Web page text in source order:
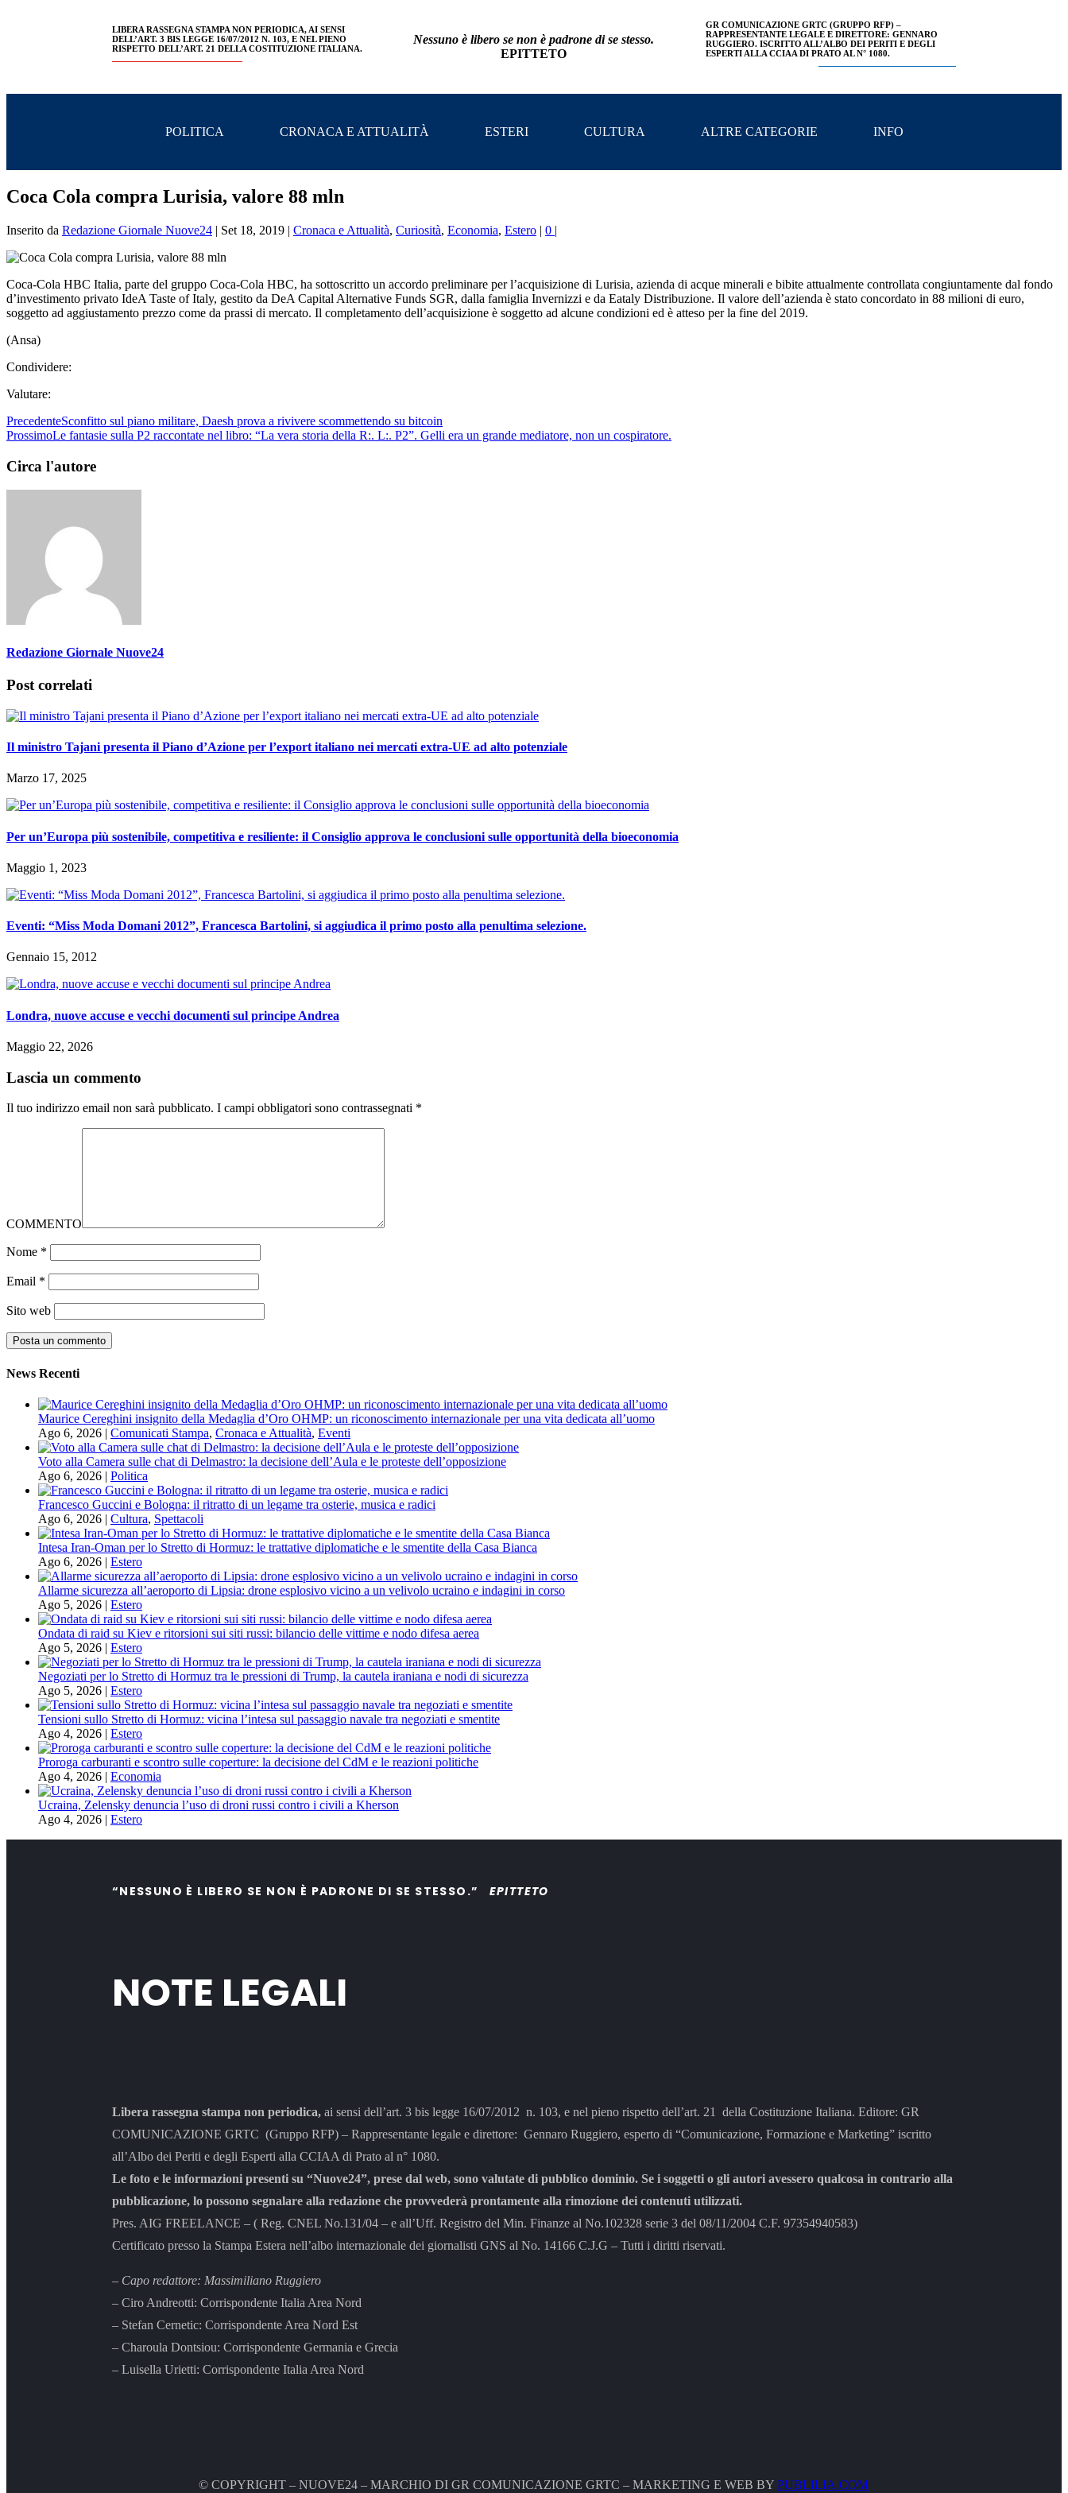
LIBERA RASSEGNA STAMPA NON PERIODICA, AI SENSI
DELL’ART. 3 BIS LEGGE 16/07/2012 N. 103, E NEL PIENO
RISPETTO DELL’ART. 21 DELLA COSTITUZIONE ITALIANA.
Nessuno è libero se non è padrone di se stesso.
EPITTETO
GR COMUNICAZIONE GRTC (GRUPPO RFP) –
RAPPRESENTANTE LEGALE E DIRETTORE: GENNARO
RUGGIERO. ISCRITTO ALL’ALBO DEI PERITI E DEGLI
ESPERTI ALLA CCIAA DI PRATO AL N° 1080.
POLITICA CRONACA E ATTUALITÀ ESTERI CULTURA ALTRE CATEGORIE INFO
Coca Cola compra Lurisia, valore 88 mln
Inserito da Redazione Giornale Nuove24 | Set 18, 2019 | Cronaca e Attualità, Curiosità, Economia, Estero | 0 |
Coca-Cola HBC Italia, parte del gruppo Coca-Cola HBC, ha sottoscritto un accordo preliminare per l’acquisizione di Lurisia, azienda di acque minerali e bibite attualmente controllata congiuntamente dal fondo
d’investimento privato IdeA Taste of Italy, gestito da DeA Capital Alternative Funds SGR, dalla famiglia Invernizzi e da Eataly Distribuzione. Il valore dell’azienda è stato concordato in 88 milioni di euro,
soggetto ad aggiustamento prezzo come da prassi di mercato. Il completamento dell’acquisizione è soggetto ad alcune condizioni ed è atteso per la fine del 2019.
(Ansa)
Condividere:
Valutare:
PrecedenteSconfitto sul piano militare, Daesh prova a rivivere scommettendo su bitcoin
ProssimoLe fantasie sulla P2 raccontate nel libro: “La vera storia della R:. L:. P2”. Gelli era un grande mediatore, non un cospiratore.
Circa l'autore
Redazione Giornale Nuove24
Post correlati
Il ministro Tajani presenta il Piano d’Azione per l’export italiano nei mercati extra-UE ad alto potenziale
Marzo 17, 2025
Per un’Europa più sostenibile, competitiva e resiliente: il Consiglio approva le conclusioni sulle opportunità della bioeconomia
Maggio 1, 2023
Eventi: “Miss Moda Domani 2012”, Francesca Bartolini, si aggiudica il primo posto alla penultima selezione.
Gennaio 15, 2012
Londra, nuove accuse e vecchi documenti sul principe Andrea
Maggio 22, 2026
Lascia un commento
Il tuo indirizzo email non sarà pubblicato. I campi obbligatori sono contrassegnati *
COMMENTO
Nome *
Email *
Sito web
News Recenti
Maurice Cereghini insignito della Medaglia d’Oro OHMP: un riconoscimento internazionale per una vita dedicata all’uomo
Ago 6, 2026 | Comunicati Stampa, Cronaca e Attualità, Eventi
Voto alla Camera sulle chat di Delmastro: la decisione dell’Aula e le proteste dell’opposizione
Ago 6, 2026 | Politica
Francesco Guccini e Bologna: il ritratto di un legame tra osterie, musica e radici
Ago 6, 2026 | Cultura, Spettacoli
Intesa Iran-Oman per lo Stretto di Hormuz: le trattative diplomatiche e le smentite della Casa Bianca
Ago 6, 2026 | Estero
Allarme sicurezza all’aeroporto di Lipsia: drone esplosivo vicino a un velivolo ucraino e indagini in corso
Ago 5, 2026 | Estero
Ondata di raid su Kiev e ritorsioni sui siti russi: bilancio delle vittime e nodo difesa aerea
Ago 5, 2026 | Estero
Negoziati per lo Stretto di Hormuz tra le pressioni di Trump, la cautela iraniana e nodi di sicurezza
Ago 5, 2026 | Estero
Tensioni sullo Stretto di Hormuz: vicina l’intesa sul passaggio navale tra negoziati e smentite
Ago 4, 2026 | Estero
Proroga carburanti e scontro sulle coperture: la decisione del CdM e le reazioni politiche
Ago 4, 2026 | Economia
Ucraina, Zelensky denuncia l’uso di droni russi contro i civili a Kherson
Ago 4, 2026 | Estero
“NESSUNO È LIBERO SE NON È PADRONE DI SE STESSO.” EPITTETO
NOTE LEGALI
Libera rassegna stampa non periodica, ai sensi dell’art. 3 bis legge 16/07/2012 n. 103, e nel pieno rispetto dell’art. 21 della Costituzione Italiana. Editore: GR
COMUNICAZIONE GRTC (Gruppo RFP) – Rappresentante legale e direttore: Gennaro Ruggiero, esperto di “Comunicazione, Formazione e Marketing” iscritto
all’Albo dei Periti e degli Esperti alla CCIAA di Prato al n° 1080.
Le foto e le informazioni presenti su “Nuove24”, prese dal web, sono valutate di pubblico dominio. Se i soggetti o gli autori avessero qualcosa in contrario alla
pubblicazione, lo possono segnalare alla redazione che provvederà prontamente alla rimozione dei contenuti utilizzati.
Pres. AIG FREELANCE – ( Reg. CNEL No.131/04 – e all’Uff. Registro del Min. Finanze al No.102328 serie 3 del 08/11/2004 C.F. 97354940583)
Certificato presso la Stampa Estera nell’albo internazionale dei giornalisti GNS al No. 14166 C.J.G – Tutti i diritti riservati.
– Capo redattore: Massimiliano Ruggiero
– Ciro Andreotti: Corrispondente Italia Area Nord
– Stefan Cernetic: Corrispondente Area Nord Est
– Charoula Dontsiou: Corrispondente Germania e Grecia
– Luisella Urietti: Corrispondente Italia Area Nord
© COPYRIGHT – NUOVE24 – MARCHIO DI GR COMUNICAZIONE GRTC – MARKETING E WEB BYPUBLILIA.COM